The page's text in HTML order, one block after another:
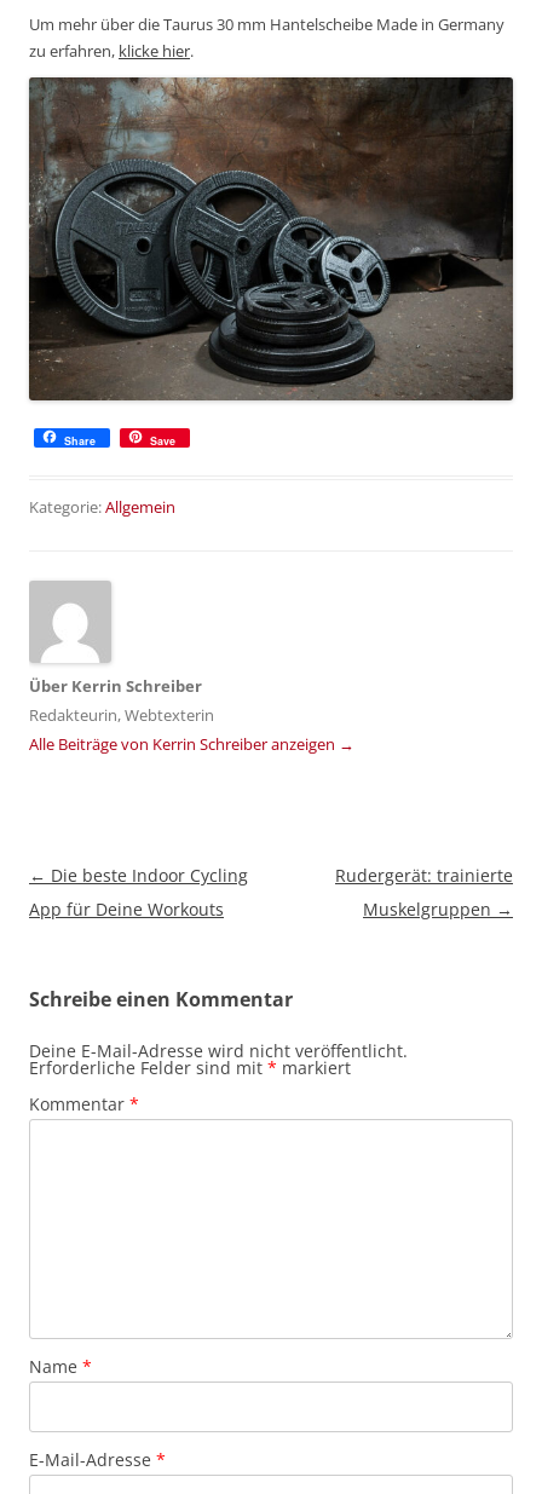
Um mehr über die Taurus 30 mm Hantelscheibe Made in Germany
zu erfahren, klicke hier.
Share Save
Kategorie:Allgemein
Über Kerrin Schreiber
Redakteurin, Webtexterin
Alle Beiträge von Kerrin Schreiber anzeigen →
Beitragsnavigation
← Die beste Indoor Cycling
App für Deine Workouts
Rudergerät: trainierte
Muskelgruppen →
Schreibe einen Kommentar
Deine E-Mail-Adresse wird nicht veröffentlicht.
Erforderliche Felder sind mit * markiert
Kommentar *
Name *
E-Mail-Adresse *